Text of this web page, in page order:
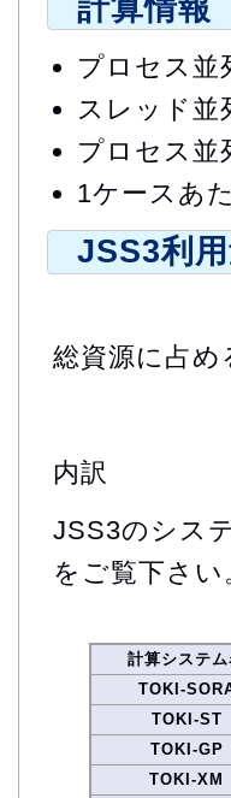
計算情報
プロセス並
スレッド並
プロセス並
1ケースあ
JSS3利
総資源に占め
内訳
JSS3のシス
をご覧下さい
計算システム
TOKI-
TOKI-ST
TOKI-GP
TOKI-XM